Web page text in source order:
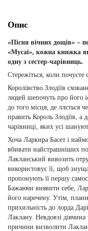
Опис
«Пісня вічних дощів» –
«Мусаї», кожна книжка
одну з сестер-чарівниць.
Стережіться, коли почуєте
Королівство Злодіїв
людей шепочуть про його
до того місця, де ллється
править Король Злодіїв,
чарівниці, яких усі
Хоча Ларкира Басет і
вбивати найстрашніших
Лакланський вивозить
використовує її, щоб
пропонують її першу
Бажаючи виявити себе,
його наречену. Утім,
прихильність до лорда
Лаклану. Невдовзі
причини визволити